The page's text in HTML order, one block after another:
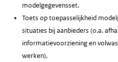
modelgegevensset.
Toets op toepasselijkheid
situaties bij aanbieders (o.a.
informatievoorziening en
werken).